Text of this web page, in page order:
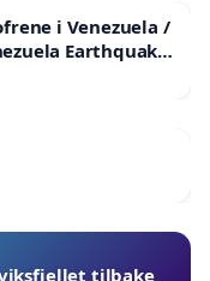
i Venezuela /
Earthquake
tilbake